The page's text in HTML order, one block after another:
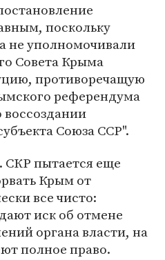
поскольку
не уполномочивали
Совета Крыма
противоречащую
референдума
воссоздании
Союза ССР".
СКР пытается еще
Крым от
все чисто:
иск об отмене
органа власти, на
полное право.